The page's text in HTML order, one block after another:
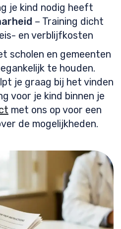
je kind nodig heeft
– Training dicht
en verblijfkosten
scholen en gemeenten
te houden.
je graag bij het vinden
voor je kind binnen je
met ons op voor een
de mogelijkheden.